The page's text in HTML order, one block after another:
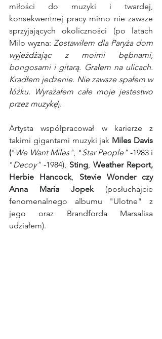
miłości do muzyki i twardej,
konsekwentnej pracy mimo nie zawsze
sprzyjających okoliczności (po latach
Milo wyzna: Zostawiłem dla Paryża dom
wyjeżdżając z moimi bębnami,
bongosami i gitarą. Grałem na ulicach.
Kradłem jedzenie. Nie zawsze spałem w
łóżku. Wyrażałem całe moje jestestwo
przez muzykę).
Artysta współpracował w karierze z
takimi gigantami muzyki jak Miles Davis
(" We Want Miles", "Star People" -1983 i
"Decoy" -1984), Sting, Weather Report,
Herbie Hancock, Stevie Wonder czy
Anna Maria Jopek (posłuchajcie
fenomenalnego albumu "Ulotne" z
jego oraz Brandforda Marsalisa
udziałem).